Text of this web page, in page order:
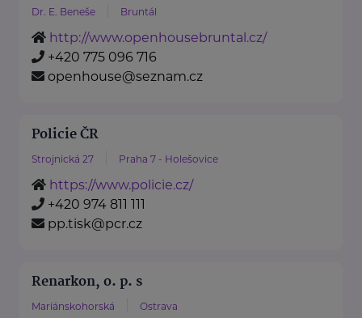
Dr. E. Beneše Bruntál
http://www.openhousebruntal.cz/
+420 775 096 716
openhouse@seznam.cz
Policie ČR
Strojnická 27 Praha 7 - Holešovice
https://www.policie.cz/
+420 974 811 111
pp.tisk@pcr.cz
Renarkon, o. p. s
Mariánskohorská Ostrava